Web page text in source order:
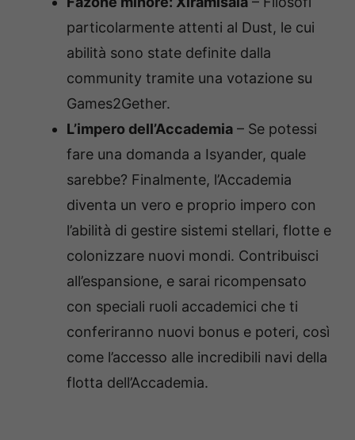
particolarmente attenti al Dust, le cui
abilità sono state definite dalla
community tramite una votazione su
Games2Gether.
L’impero dell’Accademia – Se potessi
fare una domanda a Isyander, quale
sarebbe? Finalmente, l’Accademia
diventa un vero e proprio impero con
l’abilità di gestire sistemi stellari, flotte e
colonizzare nuovi mondi. Contribuisci
all’espansione, e sarai ricompensato
con speciali ruoli accademici che ti
conferiranno nuovi bonus e poteri, così
come l’accesso alle incredibili navi della
flotta dell’Accademia.